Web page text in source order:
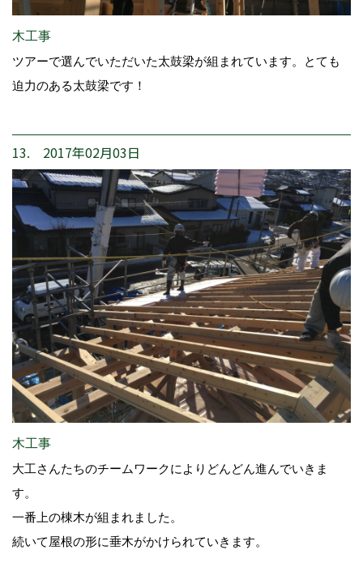
木工事
ツアーで選んでいただいた太鼓梁が組まれています。とても
迫力のある太鼓梁です！
13. 2017年02月03日
木工事
大工さんたちのチームワークによりどんどん進んでいきま
す。
一番上の棟木が組まれました。
続いて屋根の形に垂木がかけられていきます。